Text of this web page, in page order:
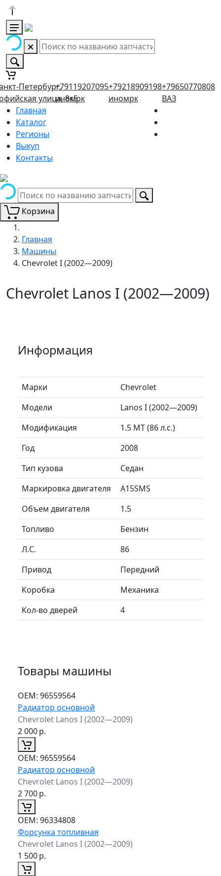
Петербург,
улица, 8к5
+79119207095
иномрк
+79218909198
иномрк
+79650770808
ВАЗ
Главная
Каталог
Регионы
Выкуп
Контакты
Корзина
Главная
Машины
Chevrolet I (2002—2009)
Chevrolet Lanos I (2002—2009)
Информация
Марки
Chevrolet
Модели
Lanos I (2002—2009)
Модификация
1.5 MT (86 л.с.)
Год
2008
Тип кузова
Седан
Маркировка двигателя
A15SMS
Объем двигателя
1.5
Топливо
Бензин
Л.C.
86
Привод
Передний
Коробка
Механика
Кол-во дверей
4
Товары машины
ОЕМ: 96559564
Радиатор основной
Chevrolet Lanos I (2002—2009)
2 000р.
ОЕМ: 96559564
Радиатор основной
Chevrolet Lanos I (2002—2009)
2 700р.
ОЕМ: 96334808
Форсунка топливная
Chevrolet Lanos I (2002—2009)
1 500р.